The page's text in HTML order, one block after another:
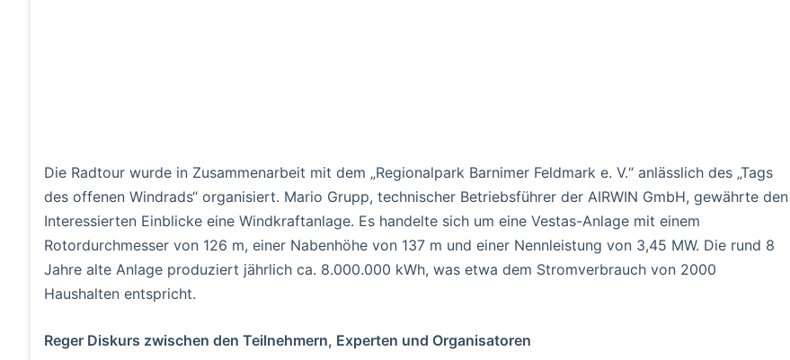
Die Radtour wurde in Zusammenarbeit mit dem „Regionalpark Barnimer Feldmark e. V.“ anlässlich des „Tags
des offenen Windrads“ organisiert. Mario Grupp, technischer Betriebsführer der AIRWIN GmbH, gewährte den
Interessierten Einblicke eine Windkraftanlage. Es handelte sich um eine Vestas-Anlage mit einem
Rotordurchmesser von 126 m, einer Nabenhöhe von 137 m und einer Nennleistung von 3,45 MW. Die rund 8
Jahre alte Anlage produziert jährlich ca. 8.000.000 kWh, was etwa dem Stromverbrauch von 2000
Haushalten entspricht.
Reger Diskurs zwischen den Teilnehmern, Experten und Organisatoren